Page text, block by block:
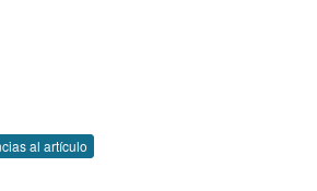
al artículo